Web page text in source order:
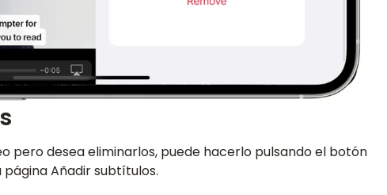
pero desea eliminarlos, puede hacerlo pulsando el botón
Añadir subtítulos.